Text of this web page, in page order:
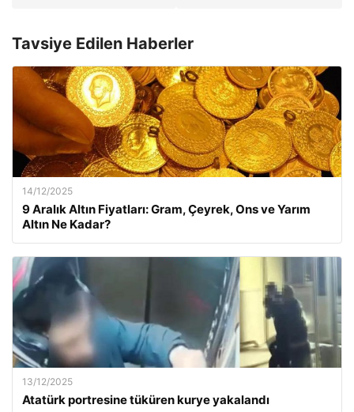
Tavsiye Edilen Haberler
14/12/2025
9 Aralık Altın Fiyatları: Gram, Çeyrek, Ons ve Yarım
Altın Ne Kadar?
13/12/2025
Atatürk portresine tüküren kurye yakalandı